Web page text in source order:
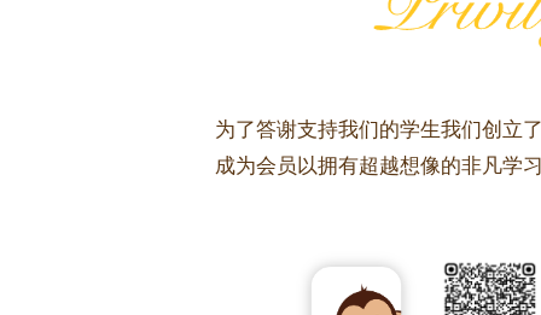
为了答谢支持我们的学生我们创立
成为会员以拥有超越想像的非凡学